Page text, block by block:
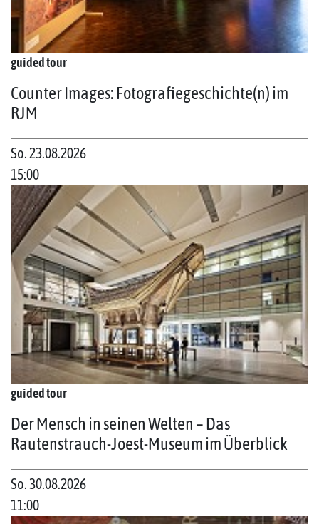
guided tour
Counter Images: Fotografiegeschichte(n) im
RJM
So. 23.08.2026
15:00
guided tour
Der Mensch in seinen Welten – Das
Rautenstrauch-Joest-Museum im Überblick
So. 30.08.2026
11:00